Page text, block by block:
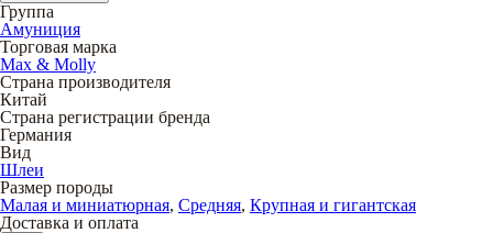
Группа
Амуниция
Торговая марка
Max & Molly
Страна производителя
Китай
Страна регистрации бренда
Германия
Вид
Шлеи
Размер породы
Малая и миниатюрная, Средняя, Крупная и гигантская
Доставка и оплата